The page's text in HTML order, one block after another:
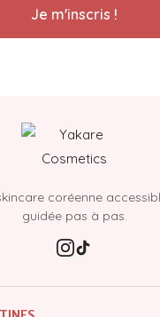
Je m'inscris !
coréenne
guidée pas à pas.